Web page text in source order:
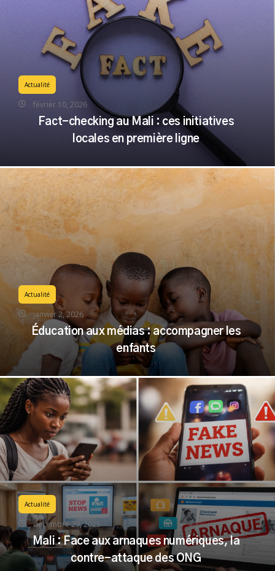
Actualité
février 10, 2026
Fact-checking au Mali : ces initiatives
locales en première ligne
Actualité
janvier 2, 2026
Éducation aux médias : accompagner les
enfants
Actualité
décembre 29, 2025
Mali : Face aux arnaques numériques, la
contre-attaque des ONG